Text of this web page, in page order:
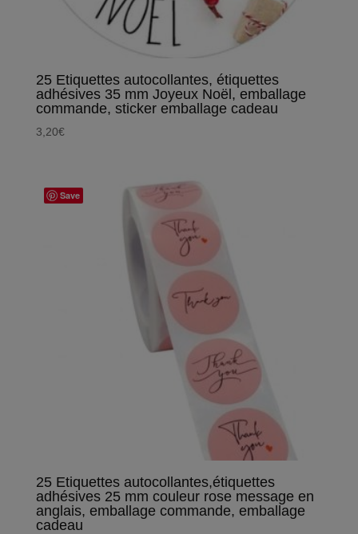
25 Etiquettes autocollantes, étiquettes
adhésives 35 mm Joyeux Noël, emballage
commande, sticker emballage cadeau
3,20€
Save
25 Etiquettes autocollantes,étiquettes
adhésives 25 mm couleur rose message en
anglais, emballage commande, emballage
cadeau